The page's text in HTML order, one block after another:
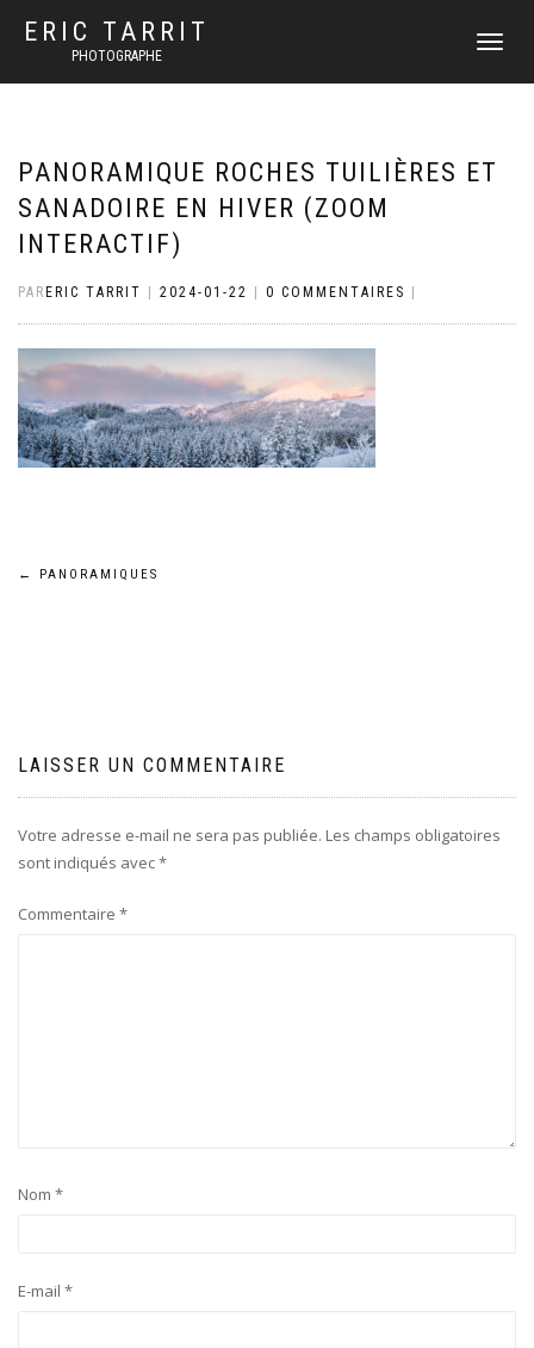
ERIC TARRIT
PHOTOGRAPHE
DÉPLIER
PANORAMIQUE ROCHES TUILIÈRES ET
SANADOIRE EN HIVER (ZOOM
INTERACTIF)
PAR ERIC TARRIT 2024-01-22 0 COMMENTAIRES
Navigation
← PANORAMIQUES
LAISSER UN COMMENTAIRE
Votre adresse e-mail ne sera pas publiée. Les champs obligatoires
sont indiqués avec*
Commentaire *
Nom *
E-mail *